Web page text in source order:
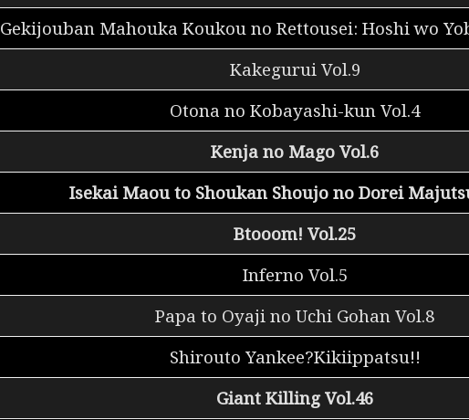
Gekijouban Mahouka Koukou no Rettousei: Hoshi wo
Kakegurui Vol.9
Otona no Kobayashi-kun Vol.4
Kenja no Mago Vol.6
Isekai Maou to Shoukan Shoujo no Dorei
Btooom! Vol.25
Inferno Vol.5
Papa to Oyaji no Uchi Gohan Vol.8
Shirouto Yankee?Kikiippatsu!!
Giant Killing Vol.46